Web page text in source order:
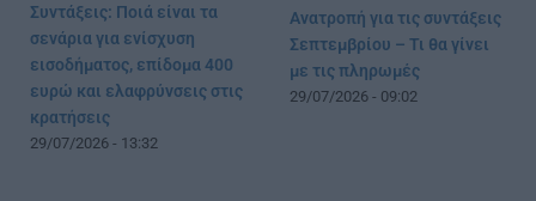
Συντάξεις: Ποιά είναι τα
σενάρια για ενίσχυση
εισοδήματος, επίδομα 400
ευρώ και ελαφρύνσεις στις
κρατήσεις
29/07/2026 - 13:32
Ανατροπή για τις συντάξεις
Σεπτεμβρίου – Τι θα γίνει
με τις πληρωμές
29/07/2026 - 09:02